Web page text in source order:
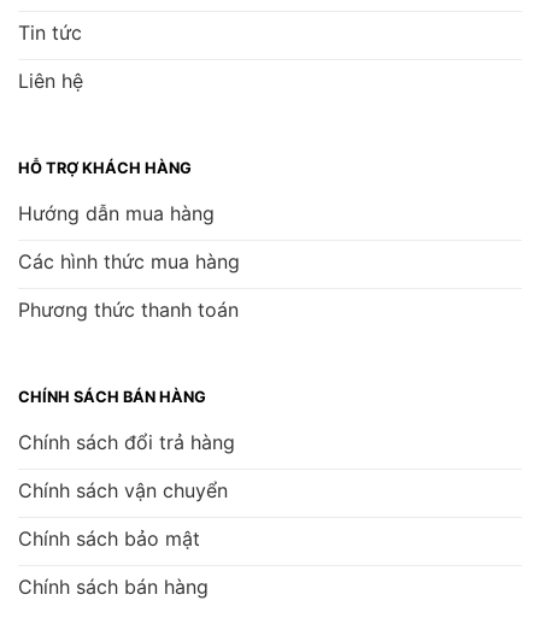
Tin tức
Liên hệ
HỖ TRỢ KHÁCH HÀNG
Hướng dẫn mua hàng
Các hình thức mua hàng
Phương thức thanh toán
CHÍNH SÁCH BÁN HÀNG
Chính sách đổi trả hàng
Chính sách vận chuyển
Chính sách bảo mật
Chính sách bán hàng